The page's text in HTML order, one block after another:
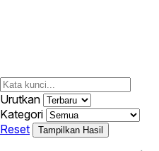
Urutkan
Kategori
Reset
Tampilkan Hasil